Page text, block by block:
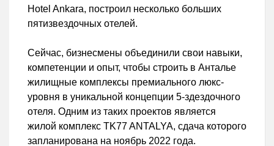
Hotel Ankara, построил несколько больших
пятизвездочных отелей.
Сейчас, бизнесмены объединили свои навыки,
компетенции и опыт, чтобы строить в Анталье
жилищные комплексы премиального люкс-
уровня в уникальной концепции 5-здездочного
отеля. Одним из таких проектов является
жилой комплекс TK77 ANTALYA, сдача которого
запланирована на ноябрь 2022 года.